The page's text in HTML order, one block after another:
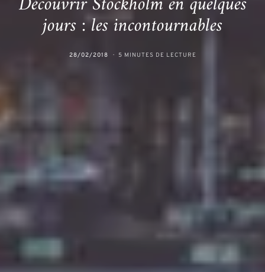
jours : les incontournables
28/02/2018 5 MINUTES DE LECTURE